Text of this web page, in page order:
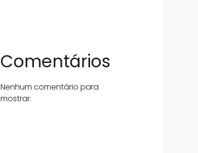
Comentários
Nenhum comentário para
mostrar.